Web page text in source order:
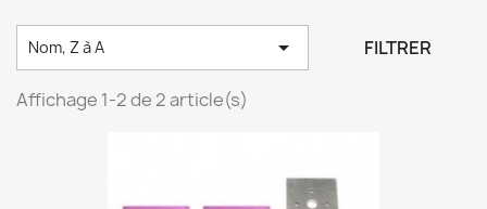
Nom, Z à A  FILTRER
Affichage 1-2 de 2 article(s)